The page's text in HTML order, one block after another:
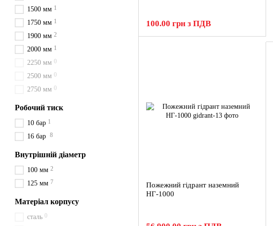
100.00 грн з ПДВ
Пожежний гідрант наземний
НГ-1000
1500 мм 1
1750 мм 1
1900 мм 2
2000 мм 1
2250 мм 0
2500 мм 0
2750 мм 0
Робочий тиск
10 бар 1
16 бар 8
Внутрішній діаметр
100 мм 2
125 мм 7
Матеріал корпусу
сталь 0